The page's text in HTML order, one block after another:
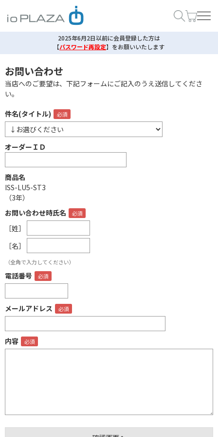
2025年6月2日以前に会員登録した方は
【パスワード再設定】 をお願いいたします
お問い合わせ
当店へのご要望は、下記フォームにご記入のうえ送信してくださ
い。
件名(タイトル)
オーダーＩＤ
商品名
ISS-LU5-ST3
（3年）
お問い合わせ時氏名
［姓］
［名］
（全角で入力してください）
電話番号
メールアドレス
内容